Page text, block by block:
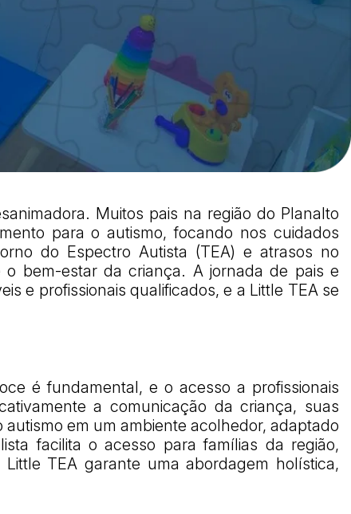
Muitos pais na região do Planalto
para o autismo, focando nos cuidados
do Espectro Autista (TEA) e atrasos no
bem-estar da criança. A jornada de pais e
e profissionais qualificados, e a Little TEA se
é fundamental, e o acesso a profissionais
a comunicação da criança, suas
em um ambiente acolhedor, adaptado
facilita o acesso para famílias da região,
TEA garante uma abordagem holística,